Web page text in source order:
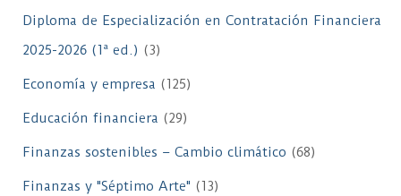
Diploma de Especialización en Contratación Financiera
2025-2026 (1ª ed.) (3)
Economía y empresa (125)
Educación financiera (29)
Finanzas sostenibles – Cambio climático (68)
Finanzas y "Séptimo Arte" (13)